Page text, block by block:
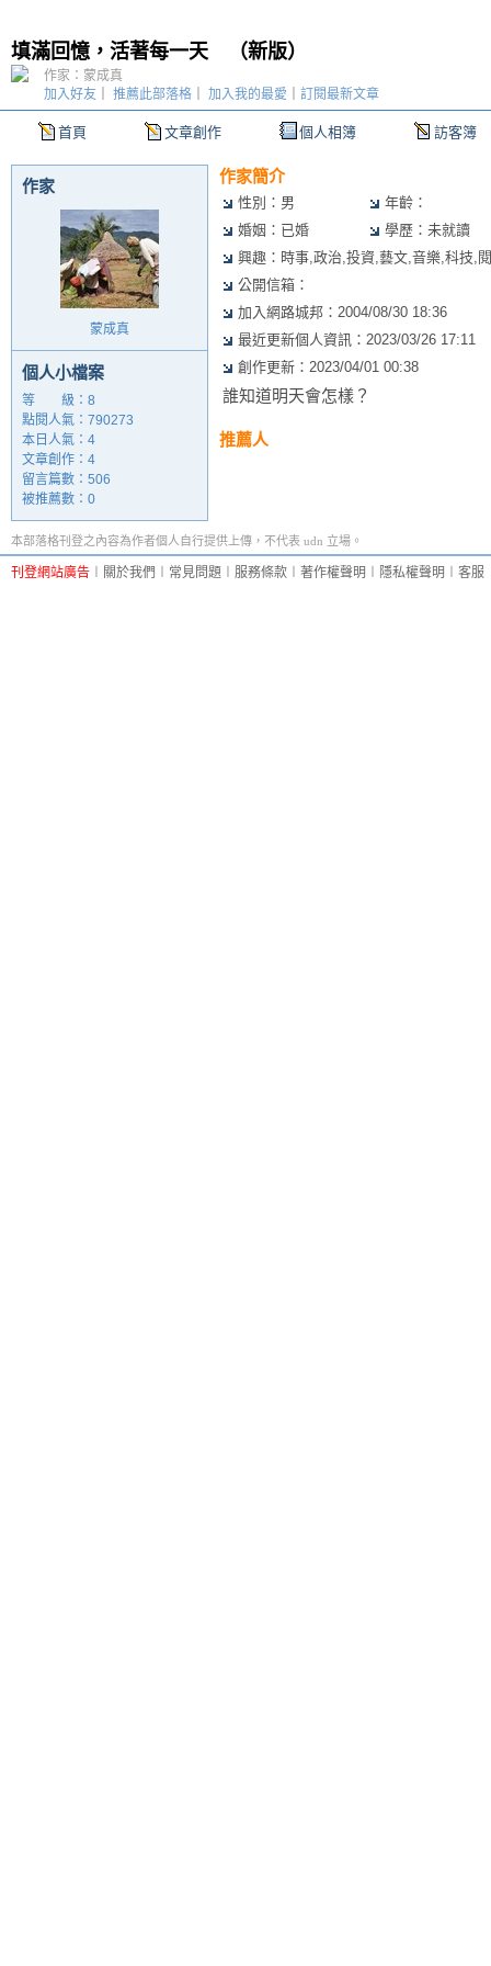
填滿回憶，活著每一天（新版）
首頁 文章創作 個人相簿 訪客簿
加入好友 推薦此部落格 加入我的最愛 訂閱最新文章
作家：蒙成真
作家
蒙成真
個人小檔案
等 級：8
點閱人氣：790273
本日人氣：4
文章創作：4
留言篇數：506
被推薦數： 0
作家簡介
性別：男
年齡：
婚姻：已婚
學歷：未就讀
興趣：時事,政治,投資,藝文,音樂,科技,
公開信箱：
加入網路城邦：2004/08/30 18:36
最近更新個人資訊：2023/03/26 17:11
創作更新：2023/04/01 00:38
誰知道明天會怎樣？
推薦人
本部落格刊登之內容為作者個人自行提供上傳，不代表 udn 立場。
刊登網站廣告 關於我們 常見問題 服務條款 著作權聲明 隱私權聲明 客服